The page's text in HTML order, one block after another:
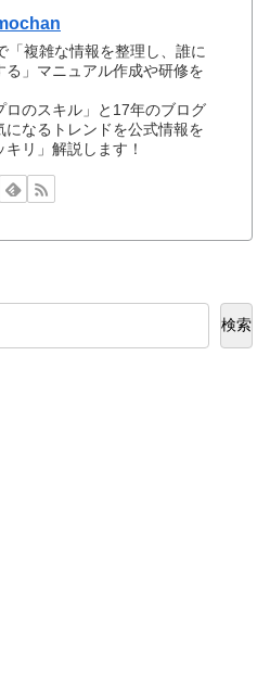
「複雑な情報を整理し、誰に
る」マニュアル作成や研修を
ロのスキル」と17年のブログ
になるトレンドを公式情報を
リ」解説します！
検索